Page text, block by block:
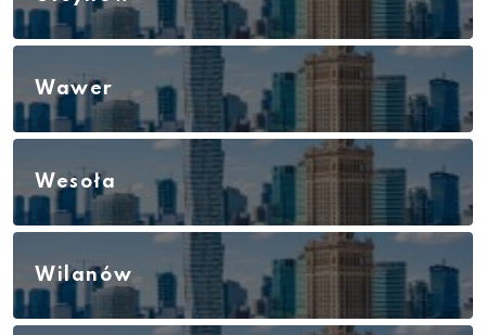
Wawer
Wesoła
Wilanów